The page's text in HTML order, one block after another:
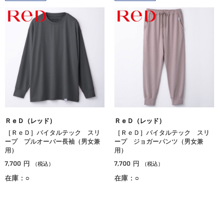
ＲｅＤ（レッド）
［ＲｅＤ］バイタルテック スリ
ープ プルオーバー長袖（男女兼
用）
7,700 円 （税込）
在庫：○
ＲｅＤ（レッド）
［ＲｅＤ］バイタルテック スリ
ープ ジョガーパンツ（男女兼
用）
7,700 円 （税込）
在庫：○